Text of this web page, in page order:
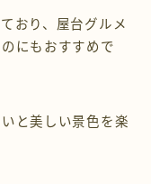
おり、屋台グルメ
にもおすすめで
と美しい景色を楽